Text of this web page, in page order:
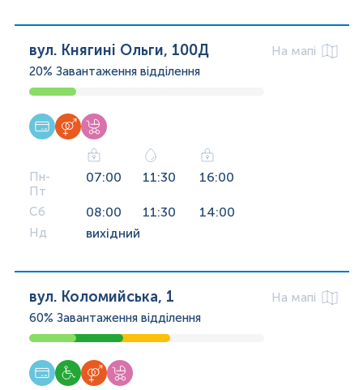
вул. Княгині Ольги, 100Д
На мапі
20% Завантаження відділення
Пн-
Пт
07:00 11:30 16:00
Сб 08:00 11:30 14:00
Нд вихідний
вул. Коломийська, 1
На мапі
60% Завантаження відділення